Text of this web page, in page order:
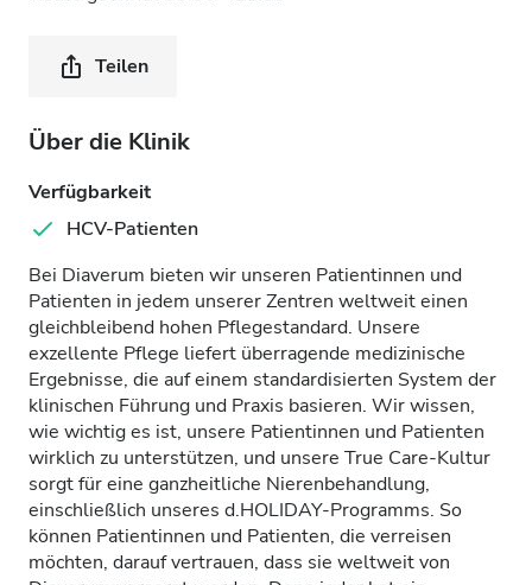
Teilen
Über die Klinik
Verfügbarkeit
HCV-Patienten
Bei Diaverum bieten wir unseren Patientinnen und
Patienten in jedem unserer Zentren weltweit einen
gleichbleibend hohen Pflegestandard. Unsere
exzellente Pflege liefert überragende medizinische
Ergebnisse, die auf einem standardisierten System der
klinischen Führung und Praxis basieren. Wir wissen,
wie wichtig es ist, unsere Patientinnen und Patienten
wirklich zu unterstützen, und unsere True Care-Kultur
sorgt für eine ganzheitliche Nierenbehandlung,
einschließlich unseres d.HOLIDAY-Programms. So
können Patientinnen und Patienten, die verreisen
möchten, darauf vertrauen, dass sie weltweit von